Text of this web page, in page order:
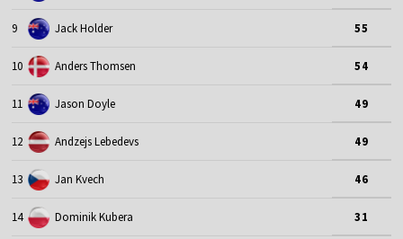
9 Jack Holder 55
10 Anders Thomsen 54
11 Jason Doyle 49
12 Andzejs Lebedevs 49
13 Jan Kvech 46
14 Dominik Kubera 31